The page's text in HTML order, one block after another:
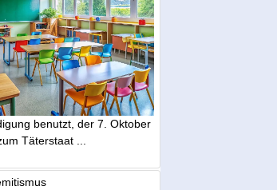
benutzt, der 7. Oktober
Täterstaat ...